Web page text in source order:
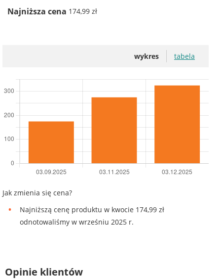
Najniższa cena 174,99 zł
wykres tabela
Jak zmienia się cena?
Najniższą cenę produktu w kwocie 174,99 zł
odnotowaliśmy w wrześniu 2025 r.
Opinie klientów